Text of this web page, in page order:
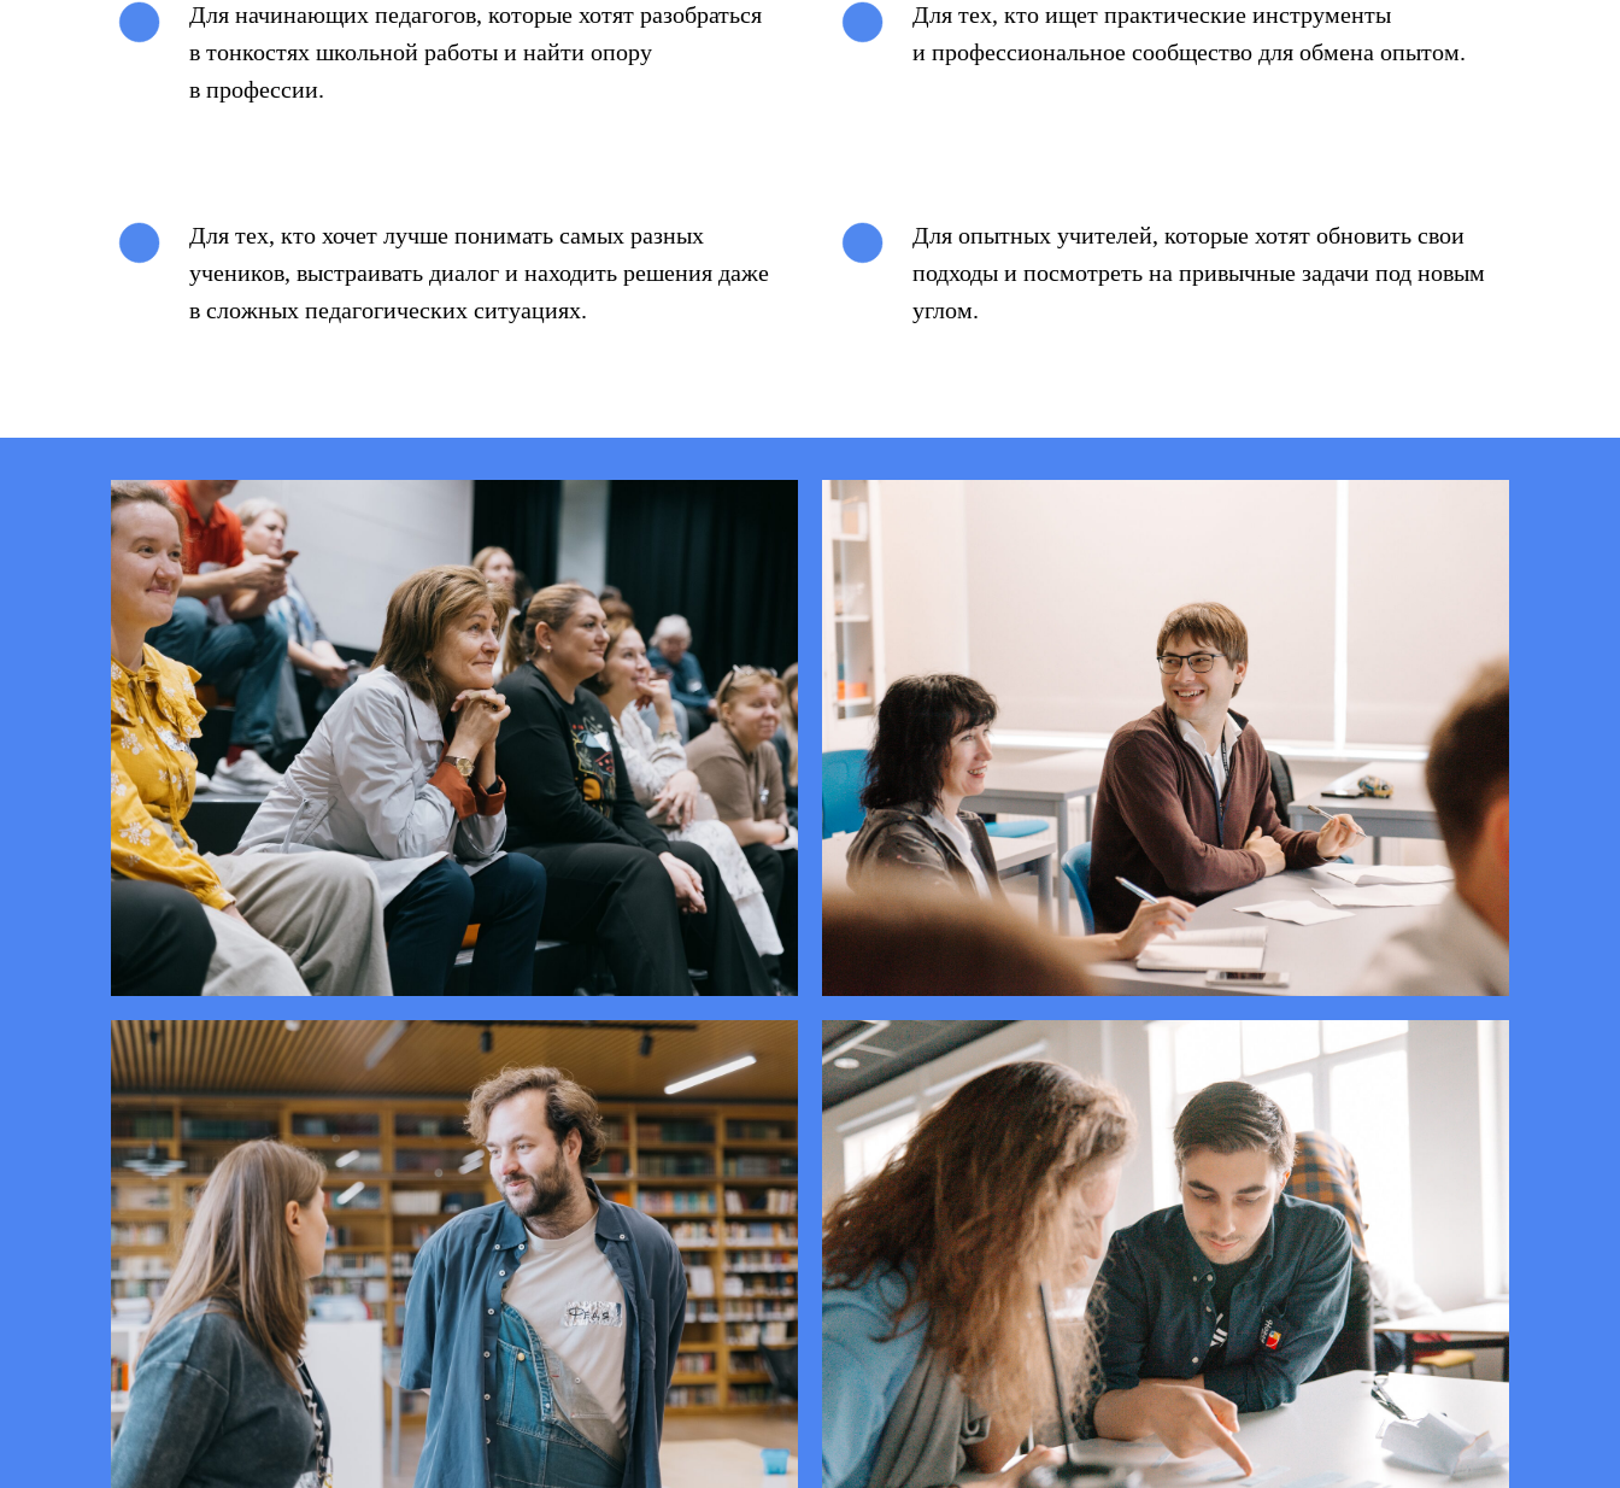
Для начинающих педагогов, которые хотят разобраться
в тонкостях школьной работы и найти опору
в профессии.
Для тех, кто ищет практические инструменты
и профессиональное сообщество для обмена опытом.
Для тех, кто хочет лучше понимать самых разных
учеников, выстраивать диалог и находить решения даже
в сложных педагогических ситуациях.
Для опытных учителей, которые хотят обновить свои
подходы и посмотреть на привычные задачи под новым
углом.